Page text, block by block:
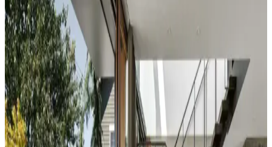
Koltuk ve aksesuar sandalyelerde renk uyumsuzluğu görsel rekabete
yol açabilir. Halı, perde, yastık ve mobilya yerleşimi ile renkler
dengelenerek mekanın estetik bütünlüğü sağlanır.
Duvar Rengiyle Uyumlu Perde Seçimi: Yeşil,
Turuncu ve Kahverenginin Mekâna Etkisi
Duvar rengine uyumlu perde seçimi, mekânın atmosferini belirler.
Yeşil tonlar doğal sakinlik sunarken, turuncu ve kahverengi sıcaklık
katar. Kalın keten ve karartma perdeler ışık kontrolünde avantaj
sağlar.